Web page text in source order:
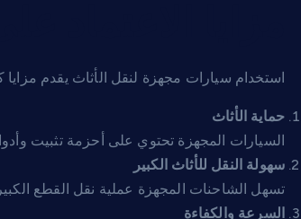
استخدام سيارات مجهزة لنقل الأثاث يقدم مزايا
حماية الأثاث
السيارات المجهزة تحتوي على أحزمة تثبيت
سهولة النقل للأثاث الكبير
تسهل الشاحنات المجهزة عملية نقل القطع
السرعة والكفاءة